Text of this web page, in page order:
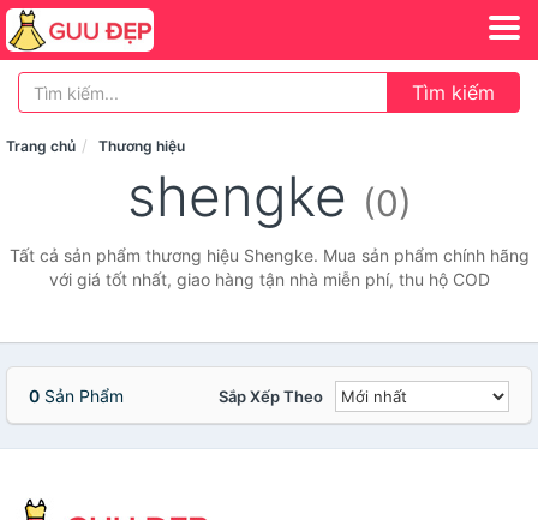
Tìm kiếm
Trang chủ Thương hiệu
shengke (0)
Tất cả sản phẩm thương hiệu Shengke. Mua sản phẩm chính hãng
với giá tốt nhất, giao hàng tận nhà miễn phí, thu hộ COD
0 Sản Phẩm Sắp Xếp Theo